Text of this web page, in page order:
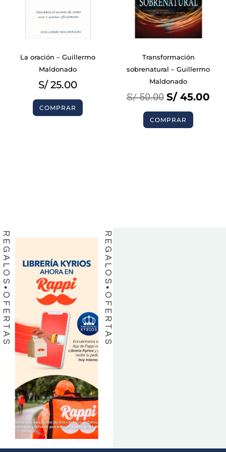
La oración – Guillermo
Maldonado
S/25.00
COMPRAR
Transformación
sobrenatural – Guillermo
Maldonado
S/50.00 S/45.00
COMPRAR
REGALOS
OFERTAS
REGALOS
OFERTAS